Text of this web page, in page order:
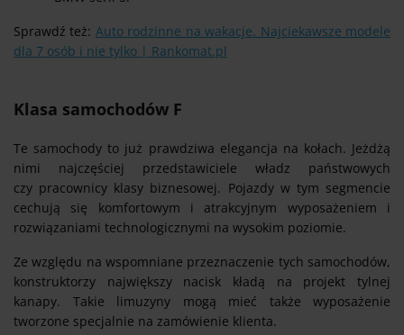
Sprawdź też: Auto rodzinne na wakacje. Najciekawsze modele
dla 7 osób i nie tylko | Rankomat.pl
Klasa samochodów F
Te samochody to już prawdziwa elegancja na kołach. Jeżdżą
nimi najczęściej przedstawiciele władz państwowych
czy pracownicy klasy biznesowej. Pojazdy w tym segmencie
cechują się komfortowym i atrakcyjnym wyposażeniem i
rozwiązaniami technologicznymi na wysokim poziomie.
Ze względu na wspomniane przeznaczenie tych samochodów,
konstruktorzy największy nacisk kładą na projekt tylnej
kanapy. Takie limuzyny mogą mieć także wyposażenie
tworzone specjalnie na zamówienie klienta.